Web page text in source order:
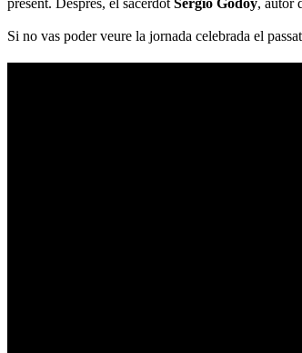
Si no vas poder veure la jornada celebrada el